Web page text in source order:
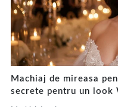
Machiaj de mireasa
secrete pentru un look